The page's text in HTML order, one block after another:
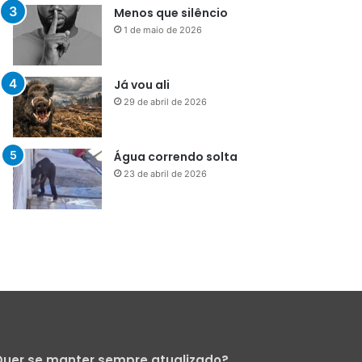
Menos que silêncio
1 de maio de 2026
Já vou ali
29 de abril de 2026
Água correndo solta
23 de abril de 2026